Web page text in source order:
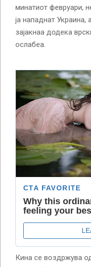
минатиот февруари,
ја нападнат Украина,
зајакнаа додека
ослабеа.
Кина се воздржува